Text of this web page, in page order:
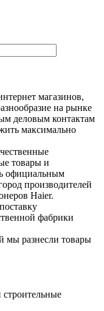
магазинов,
на рынке
деловым контактам
максимально
товары и
официальным
производителей
Haier.
фабрики
мы разнесли товары